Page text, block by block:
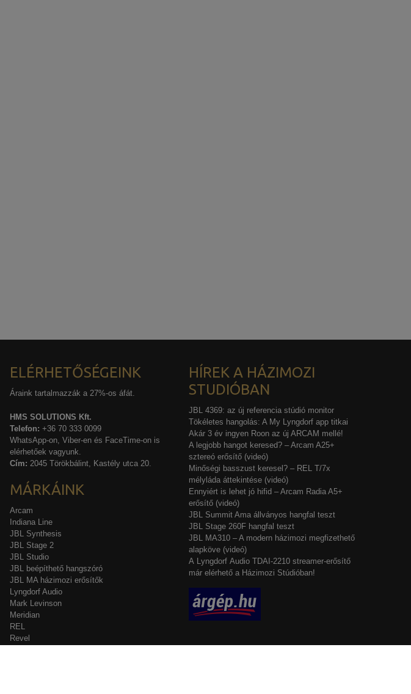
ELÉRHETŐSÉGEINK
Áraink tartalmazzák a 27%-os áfát.
HMS SOLUTIONS Kft.
Telefon: +36 70 333 0099
WhatsApp-on, Viber-en és FaceTime-on is
elérhetőek vagyunk.
Cím: 2045 Törökbálint, Kastély utca 20.
MÁRKÁINK
Arcam
Indiana Line
JBL Synthesis
JBL Stage 2
JBL Studio
JBL beépíthető hangszóró
JBL MA házimozi erősítők
Lyngdorf Audio
Mark Levinson
Meridian
REL
Revel
HÍREK A HÁZIMOZI
STUDIÓBAN
JBL 4369: az új referencia stúdió monitor
Tökéletes hangolás: A My Lyngdorf app titkai
Akár 3 év ingyen Roon az új ARCAM mellé!
A legjobb hangot keresed? – Arcam A25+
sztereó erősítő (videó)
Minőségi basszust keresel? – REL T/7x
mélyláda áttekintése (videó)
Ennyiért is lehet jó hifid – Arcam Radia A5+
erősítő (videó)
JBL Summit Ama állványos hangfal teszt
JBL Stage 260F hangfal teszt
JBL MA310 – A modern házimozi megfizethető
alapköve (videó)
A Lyngdorf Audio TDAI-2210 streamer-erősítő
már elérhető a Házimozi Stúdióban!